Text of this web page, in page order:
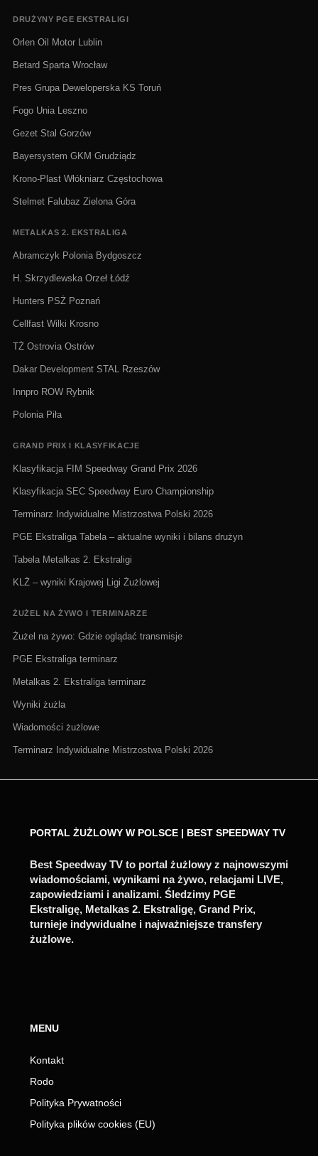
DRUŻYNY PGE EKSTRALIGI
Orlen Oil Motor Lublin
Betard Sparta Wrocław
Pres Grupa Deweloperska KS Toruń
Fogo Unia Leszno
Gezet Stal Gorzów
Bayersystem GKM Grudziądz
Krono-Plast Włókniarz Częstochowa
Stelmet Falubaz Zielona Góra
METALKAS 2. EKSTRALIGA
Abramczyk Polonia Bydgoszcz
H. Skrzydlewska Orzeł Łódź
Hunters PSŻ Poznań
Cellfast Wilki Krosno
TŻ Ostrovia Ostrów
Dakar Development STAL Rzeszów
Innpro ROW Rybnik
Polonia Piła
GRAND PRIX I KLASYFIKACJE
Klasyfikacja FIM Speedway Grand Prix 2026
Klasyfikacja SEC Speedway Euro Championship
Terminarz Indywidualne Mistrzostwa Polski 2026
PGE Ekstraliga Tabela – aktualne wyniki i bilans drużyn
Tabela Metalkas 2. Ekstraligi
KLŻ – wyniki Krajowej Ligi Żużlowej
ŻUŻEL NA ŻYWO I TERMINARZE
Żużel na żywo: Gdzie oglądać transmisje
PGE Ekstraliga terminarz
Metalkas 2. Ekstraliga terminarz
Wyniki żużla
Wiadomości żużlowe
Terminarz Indywidualne Mistrzostwa Polski 2026
PORTAL ŻUŻLOWY W POLSCE | BEST SPEEDWAY TV
Best Speedway TV to portal żużlowy z najnowszymi
wiadomościami, wynikami na żywo, relacjami LIVE,
zapowiedziami i analizami. Śledzimy PGE
Ekstraligę, Metalkas 2. Ekstraligę, Grand Prix,
turnieje indywidualne i najważniejsze transfery
żużlowe.
MENU
Kontakt
Rodo
Polityka Prywatności
Polityka plików cookies (EU)